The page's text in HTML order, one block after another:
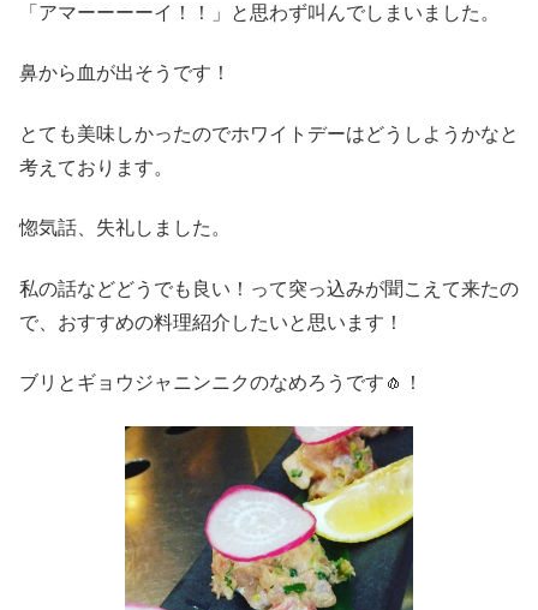
「アマーーーーイ！！」と思わず叫んでしまいました。
鼻から血が出そうです！
とても美味しかったのでホワイトデーはどうしようかなと
考えております。
惚気話、失礼しました。
私の話などどうでも良い！って突っ込みが聞こえて来たの
で、おすすめの料理紹介したいと思います！
ブリとギョウジャニンニクのなめろうです🧄！